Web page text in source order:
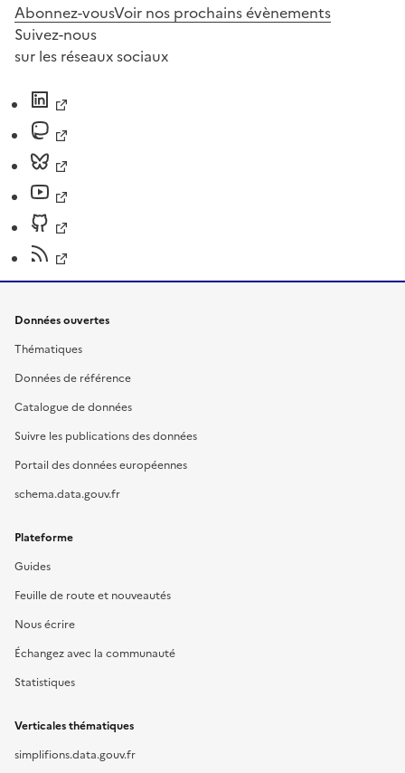
Abonnez-vousVoir nos prochains évènements
Suivez-nous
sur les réseaux sociaux
Données ouvertes
Thématiques
Données de référence
Catalogue de données
Suivre les publications des données
Portail des données européennes
schema.data.gouv.fr
Plateforme
Guides
Feuille de route et nouveautés
Nous écrire
Échangez avec la communauté
Statistiques
Verticales thématiques
simplifions.data.gouv.fr